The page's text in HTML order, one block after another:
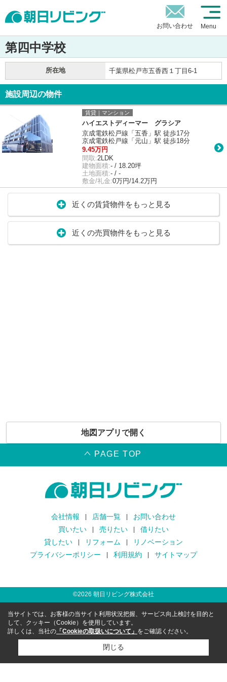
お問い合わせ Menu
第四中学校
所在地 千葉県松戸市五香西１丁目6-1
施設周辺の物件
賃貸｜マンション
ハイエストディーマー グラシア
京成電鉄松戸線「五香」駅 徒歩17分
京成電鉄松戸線「元山」駅 徒歩18分
9.45万円
間取:2LDK
建物面積:- / 18.20坪
土地面積:- / -
敷金/礼金:0万円/14.2万円
近くの賃貸物件をもっと見る
近くの売買物件をもっと見る
地図アプリで開く
PAGE TOP
会社情報 店舗一覧
お問い合わせ
買いたい
売りたい
借りたい
貸したい
リフォーム
リノベーション
プライバシーポリシー
利用規約 サイトマップ
©2026 朝日リビング株式会社
当サイトでは、お客様の当サイト利用状況把握、サービス向上検討を目的と
して、クッキー（Cookie）を使用しています。
詳しくは、当社の 「Cookieの取扱いについて」 をご確認ください。
閉じる